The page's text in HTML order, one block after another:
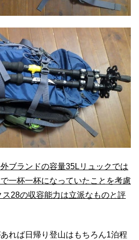
ブランドの容量35Lリュックでは
一杯一杯になっていたことを考慮
28の収容能力は立派なものと評
れば日帰り登山はもちろん1泊程